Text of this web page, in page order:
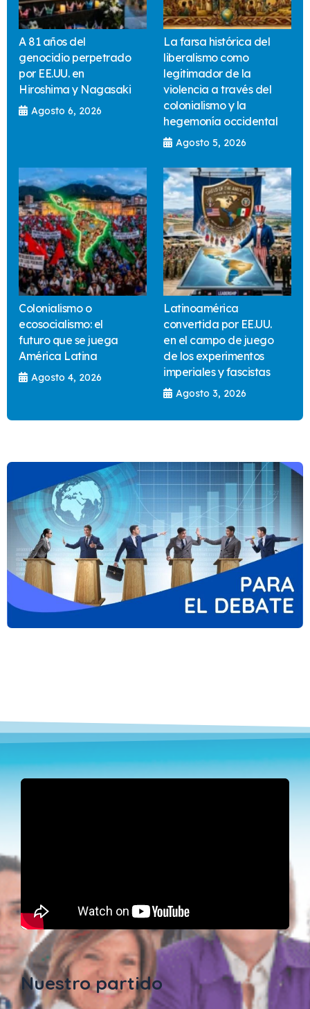
A 81 años del
genocidio perpetrado
por EE.UU. en
Hiroshima y Nagasaki
Agosto 6, 2026
La farsa histórica del
liberalismo como
legitimador de la
violencia a través del
colonialismo y la
hegemonía occidental
Agosto 5, 2026
Colonialismo o
ecosocialismo: el
futuro que se juega
América Latina
Agosto 4, 2026
Latinoamérica
convertida por EE.UU.
en el campo de juego
de los experimentos
imperiales y fascistas
Agosto 3, 2026
Nuestro partido